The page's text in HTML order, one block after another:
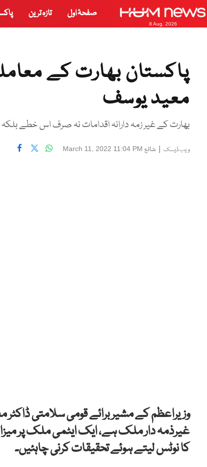
8 Aug, 2026
صفحۂ اول تازہ ترین
پاکستان بھارت کے
معید یوسف
بھارت کے غیر زمہ دارانہ اقدامات نہ صرف اس خطے بلکہ
ویب ڈیسک | شائع March 11, 2022 11:04 PM
وزیراعظم کے مشیر برائے قومی سلامتی
غیرذمہ دار ملک ہے، ایک ایٹمی ملک پر
کا نوٹس لیتے ہوئے تحقیقات کرنی چاہئیں۔